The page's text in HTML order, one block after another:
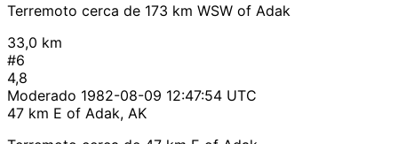
Terremoto cerca de 173 km WSW of Adak
33,0 km
#6
4,8
Moderado 1982-08-09 12:47:54 UTC
47 km E of Adak, AK